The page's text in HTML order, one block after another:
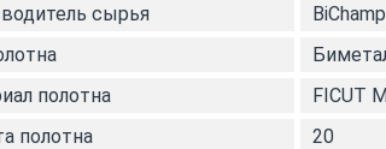
сырья
BiChamp
полотна
FICUT
полотна
20